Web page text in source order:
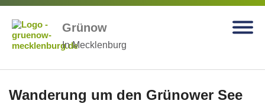
Grünow
In Mecklenburg
Wanderung um den Grünower See